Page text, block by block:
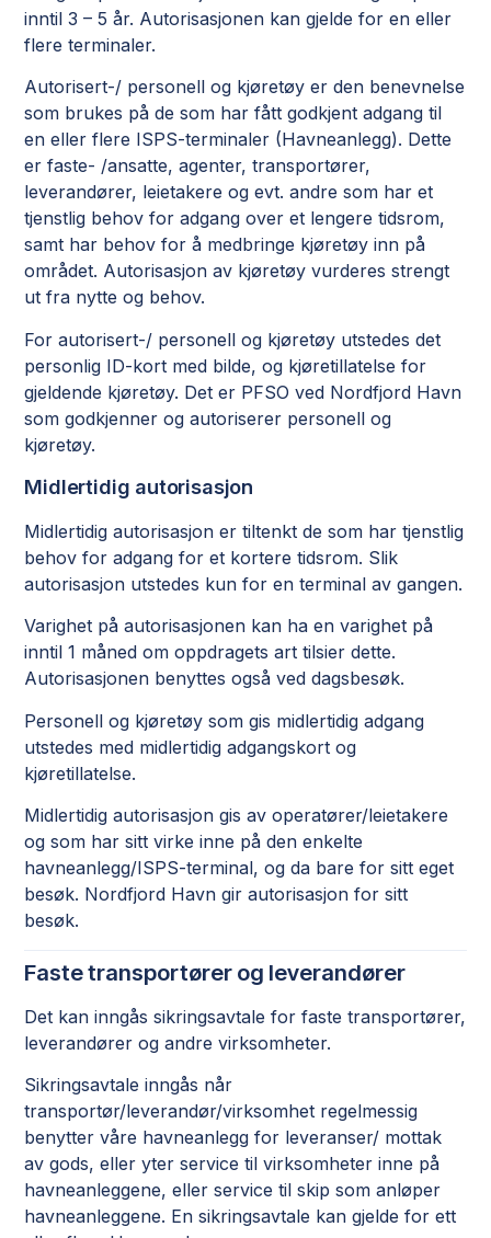
inntil 3 – 5 år. Autorisasjonen kan gjelde for en eller
flere terminaler.
Autorisert-/ personell og kjøretøy er den benevnelse
som brukes på de som har fått godkjent adgang til
en eller flere ISPS-terminaler (Havneanlegg). Dette
er faste- /ansatte, agenter, transportører,
leverandører, leietakere og evt. andre som har et
tjenstlig behov for adgang over et lengere tidsrom,
samt har behov for å medbringe kjøretøy inn på
området. Autorisasjon av kjøretøy vurderes strengt
ut fra nytte og behov.
For autorisert-/ personell og kjøretøy utstedes det
personlig ID-kort med bilde, og kjøretillatelse for
gjeldende kjøretøy. Det er PFSO ved Nordfjord Havn
som godkjenner og autoriserer personell og
kjøretøy.
Midlertidig autorisasjon
Midlertidig autorisasjon er tiltenkt de som har tjenstlig
behov for adgang for et kortere tidsrom. Slik
autorisasjon utstedes kun for en terminal av gangen.
Varighet på autorisasjonen kan ha en varighet på
inntil 1 måned om oppdragets art tilsier dette.
Autorisasjonen benyttes også ved dagsbesøk.
Personell og kjøretøy som gis midlertidig adgang
utstedes med midlertidig adgangskort og
kjøretillatelse.
Midlertidig autorisasjon gis av operatører/leietakere
og som har sitt virke inne på den enkelte
havneanlegg/ISPS-terminal, og da bare for sitt eget
besøk. Nordfjord Havn gir autorisasjon for sitt
besøk.
Faste transportører og leverandører
Det kan inngås sikringsavtale for faste transportører,
leverandører og andre virksomheter.
Sikringsavtale inngås når
transportør/leverandør/virksomhet regelmessig
benytter våre havneanlegg for leveranser/ mottak
av gods, eller yter service til virksomheter inne på
havneanleggene, eller service til skip som anløper
havneanleggene. En sikringsavtale kan gjelde for ett